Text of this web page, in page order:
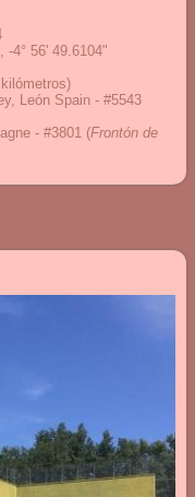
-4° 56' 49.6104"
León Spain - #5543
- #3801 (Frontón de